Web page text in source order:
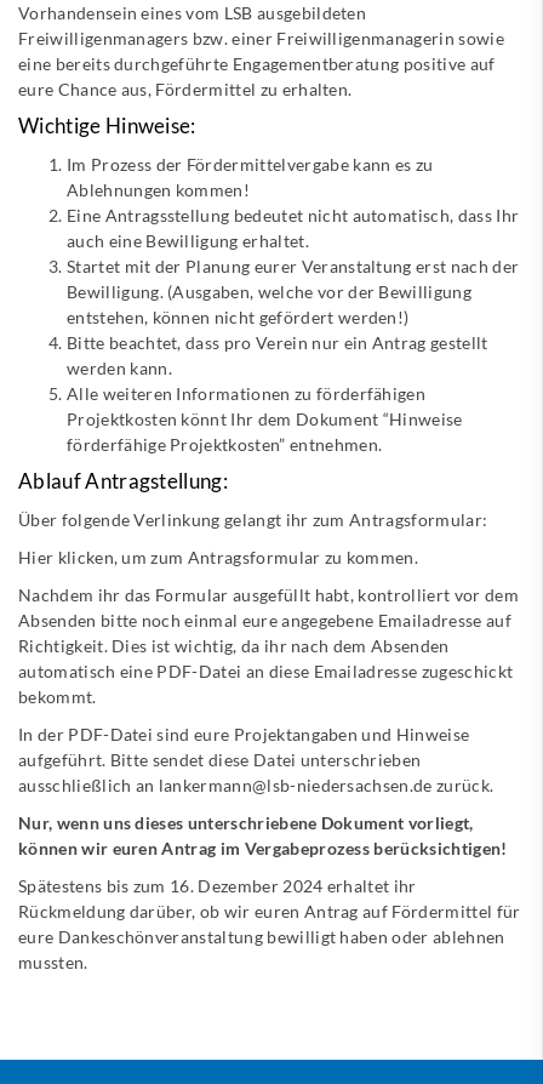
Vorhandensein eines vom LSB ausgebildeten
Freiwilligenmanagers bzw. einer Freiwilligenmanagerin sowie
eine bereits durchgeführte Engagementberatung positive auf
eure Chance aus, Fördermittel zu erhalten.
Wichtige Hinweise:
Im Prozess der Fördermittelvergabe kann es zu
Ablehnungen kommen!
Eine Antragsstellung bedeutet nicht automatisch, dass Ihr
auch eine Bewilligung erhaltet.
Startet mit der Planung eurer Veranstaltung erst nach der
Bewilligung. (Ausgaben, welche vor der Bewilligung
entstehen, können nicht gefördert werden!)
Bitte beachtet, dass pro Verein nur ein Antrag gestellt
werden kann.
Alle weiteren Informationen zu förderfähigen
Projektkosten könnt Ihr dem Dokument “Hinweise
förderfähige Projektkosten” entnehmen.
Ablauf Antragstellung:
Über folgende Verlinkung gelangt ihr zum Antragsformular:
Hier klicken, um zum Antragsformular zu kommen.
Nachdem ihr das Formular ausgefüllt habt, kontrolliert vor dem
Absenden bitte noch einmal eure angegebene Emailadresse auf
Richtigkeit. Dies ist wichtig, da ihr nach dem Absenden
automatisch eine PDF-Datei an diese Emailadresse zugeschickt
bekommt.
In der PDF-Datei sind eure Projektangaben und Hinweise
aufgeführt. Bitte sendet diese Datei unterschrieben
ausschließlich an lankermann@lsb-niedersachsen.de zurück.
Nur, wenn uns dieses unterschriebene Dokument vorliegt,
können wir euren Antrag im Vergabeprozess berücksichtigen!
Spätestens bis zum 16. Dezember 2024 erhaltet ihr
Rückmeldung darüber, ob wir euren Antrag auf Fördermittel für
eure Dankeschönveranstaltung bewilligt haben oder ablehnen
mussten.